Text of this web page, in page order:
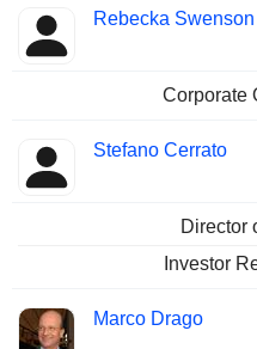
Rebecka Swenson
Corporate
Stefano Cerrato
Director
Investor
Marco Drago